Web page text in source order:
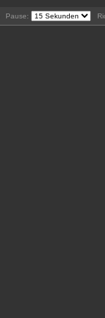
Pause: